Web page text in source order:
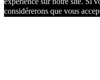
considérerons que vous